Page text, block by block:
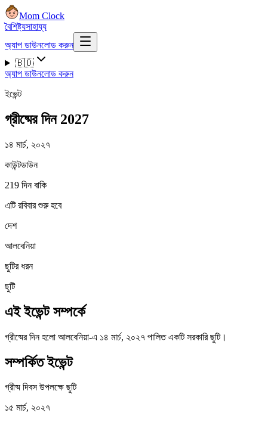
Mom Clock
বৈশিষ্ট্যসাহায্য
অ্যাপ ডাউনলোড করুন
🇧🇩
অ্যাপ ডাউনলোড করুন
ইভেন্ট
গ্রীষ্মের দিন 2027
১৪ মার্চ, ২০২৭
কাউন্টডাউন
219 দিন বাকি
এটি রবিবার শুরু হবে
দেশ
আলবেনিয়া
ছুটির ধরন
ছুটি
এই ইভেন্ট সম্পর্কে
গ্রীষ্মের দিন হলো আলবেনিয়া-এ ১৪ মার্চ, ২০২৭ পালিত একটি সরকারি ছুটি।
সম্পর্কিত ইভেন্ট
গ্রীষ্ম দিবস উপলক্ষে ছুটি
১৫ মার্চ, ২০২৭